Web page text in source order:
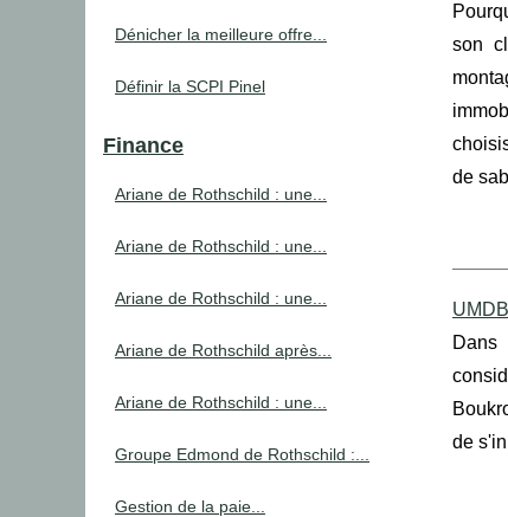
son
de
Dans
de
Dénicher la meilleure offre...
Définir la SCPI Pinel
Finance
Ariane de Rothschild : une...
Ariane de Rothschild : une...
Ariane de Rothschild : une...
Ariane de Rothschild après...
Ariane de Rothschild : une...
Groupe Edmond de Rothschild :...
Gestion de la paie...